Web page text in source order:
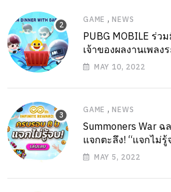
GAME ,NEWS
PUBG MOBILE ร่ว
เจ้าของผลงานเพลง
SHARK’
MAY 10, 2022
GAME ,NEWS
Summoners War
แจกตะลึง! “แจกไม่รู้จบ” ได้ 5 ดาวแท้จุกๆ
กันเลยวันนี้!
MAY 5, 2022